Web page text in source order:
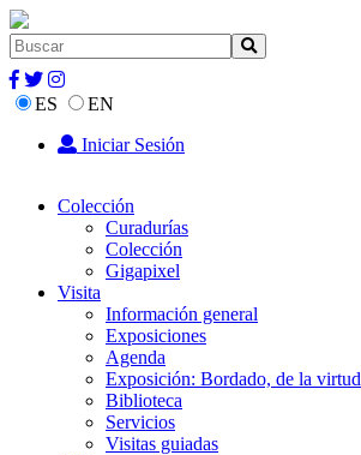
ES
EN
Iniciar Sesión
Colección
Curadurías
Colección
Gigapixel
Visita
Información general
Exposiciones
Agenda
Exposición: Bordado, de la virtud
Biblioteca
Servicios
Visitas guiadas